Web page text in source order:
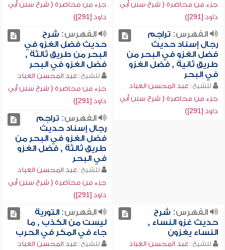
جزء من محاضرة ( شرح سنن أبي
داود [291])
جزء من محاضرة ( شرح سنن أبي
داود [291])
الفهرس: تراجم
رجال إسناد حديث
فضل الغزو في البحر من
طريق ثانية , فضل الغزو
في البحر
للشيخ: عبد المحسن العباد
جزء من محاضرة ( شرح سنن أبي
داود [291])
الفهرس: شرح
حديث فضل الغزو في
البحر من طريق ثالثة ,
فضل الغزو في البحر
للشيخ: عبد المحسن العباد
جزء من محاضرة ( شرح سنن أبي
داود [291])
الفهرس: تراجم
رجال إسناد حديث
فضل الغزو في البحر من
طريق ثالثة , فضل الغزو
في البحر
للشيخ: عبد المحسن العباد
جزء من محاضرة ( شرح سنن أبي
داود [291])
الفهرس: شرح
حديث غزو النساء ,
النساء يغزون
للشيخ: عبد المحسن العباد
الفهرس:التورية
ليست من الكذب , ما
جاء في المكر في الحرب
للشيخ: عبد المحسن العباد